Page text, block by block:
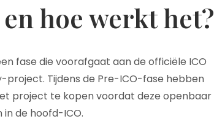
hoe werkt het?
fase die voorafgaat aan de officiële ICO
Tijdens de Pre-ICO-fase hebben
project te kopen voordat deze openbaar
de hoofd-ICO.